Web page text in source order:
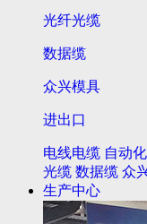
光纤光缆
数据缆
众兴模具
进出口
电线电缆 自动
光缆 数据缆 众
生产中心